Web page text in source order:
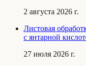
2 августа 2026 г.
Листовая
с янтарной
27 июля 2026 г.